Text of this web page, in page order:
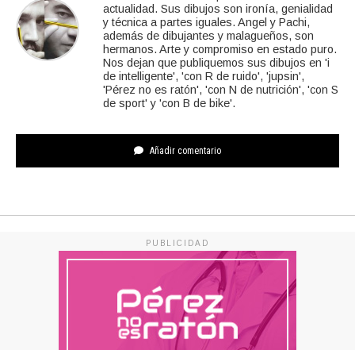
actualidad. Sus dibujos son ironía, genialidad
y técnica a partes iguales. Angel y Pachi,
además de dibujantes y malagueños, son
hermanos. Arte y compromiso en estado puro.
Nos dejan que publiquemos sus dibujos en 'i
de intelligente', 'con R de ruido', 'jupsin',
'Pérez no es ratón', 'con N de nutrición', 'con S
de sport' y 'con B de bike'.
Añadir comentario
PUBLICIDAD